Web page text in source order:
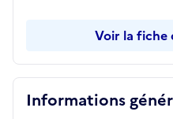
Informations
Voir la fiche